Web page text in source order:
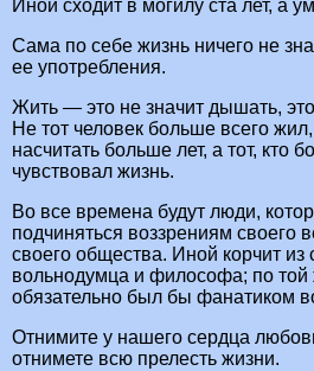
Иной сходит в могилу ста лет, а
Сама по себе жизнь ничего не
ее употребления.
Жить — это не значит дышать, это
Не тот человек больше всего
насчитать больше лет, а тот, кто
чувствовал жизнь.
Во все времена будут люди,
подчиняться воззрениям своего
своего общества. Иной корчит из
вольнодумца и философа; по той
обязательно был бы фанатиком
Отнимите у нашего сердца
отнимете всю прелесть жизни.